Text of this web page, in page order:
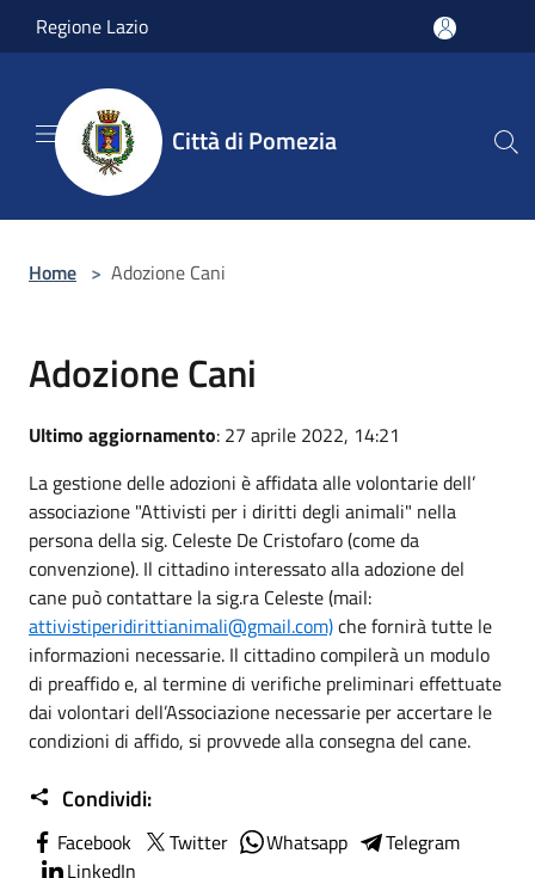
Salta al contenuto principale
Regione Lazio
Città di Pomezia
Home > Adozione Cani
Adozione Cani
Ultimo aggiornamento: 27 aprile 2022, 14:21
La gestione delle adozioni è affidata alle volontarie dell’
associazione "Attivisti per i diritti degli animali" nella
persona della sig. Celeste De Cristofaro (come da
convenzione). Il cittadino interessato alla adozione del
cane può contattare la sig.ra Celeste (mail:
attivistiperidirittianimali@gmail.com)che fornirà tutte le
informazioni necessarie. Il cittadino compilerà un modulo
di preaffido e, al termine di verifiche preliminari effettuate
dai volontari dell’Associazione necessarie per accertare le
condizioni di affido, si provvede alla consegna del cane.
Condividi:
Facebook Twitter Whatsapp
Telegram
LinkedIn